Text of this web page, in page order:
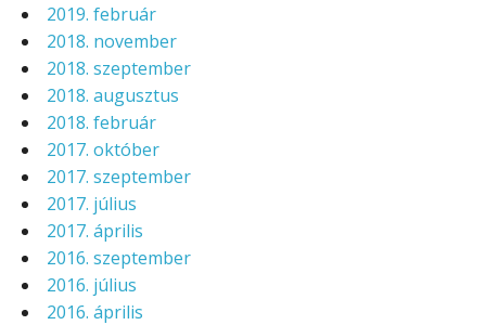
2019. február
2018. november
2018. szeptember
2018. augusztus
2018. február
2017. október
2017. szeptember
2017. július
2017. április
2016. szeptember
2016. július
2016. április